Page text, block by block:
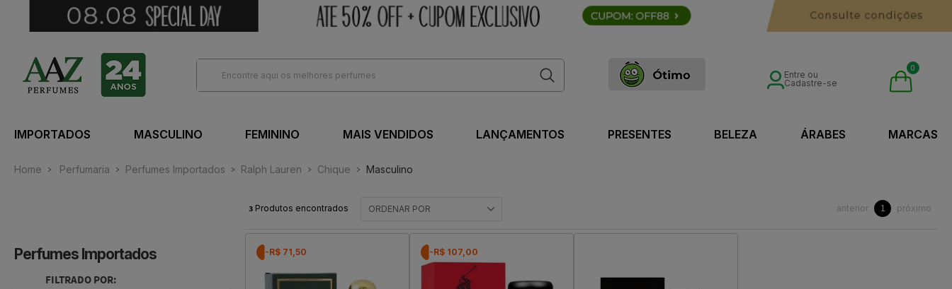
Entre ou
Cadastre-se
0
IMPORTADOS MASCULINO FEMININO MAIS VENDIDOS LANÇAMENTOS PRESENTES BELEZA ÁRABES MARCAS
Home Perfumaria Perfumes Importados Ralph Lauren Chique Masculino
Perfumes Importados
FILTRADO POR:
ORDENAR POR
3 Produtos encontrados anterior 1 próximo
-R$ 71,50 -R$ 107,00